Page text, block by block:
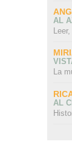
AL
La
AL